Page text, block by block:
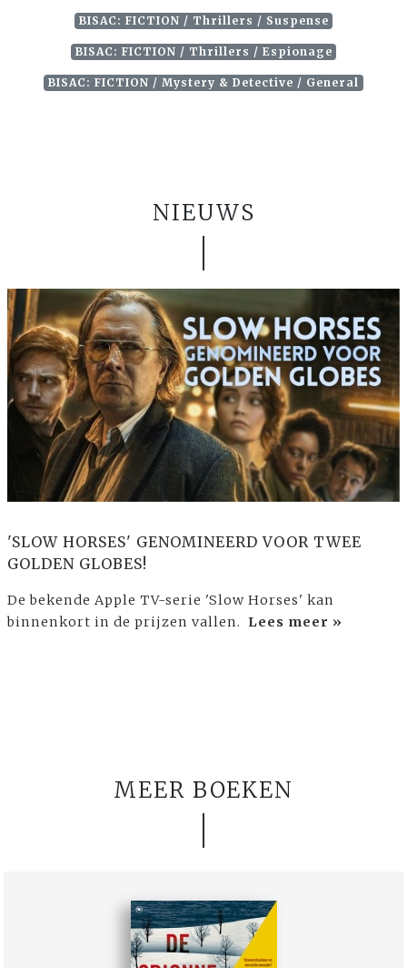
BISAC: FICTION / Thrillers / Suspense
BISAC: FICTION / Thrillers / Espionage
BISAC: FICTION / Mystery & Detective / General
NIEUWS
'SLOW HORSES' GENOMINEERD VOOR TWEE
GOLDEN GLOBES!
De bekende Apple TV-serie 'Slow Horses' kan
binnenkort in de prijzen vallen. Lees meer »
MEER BOEKEN